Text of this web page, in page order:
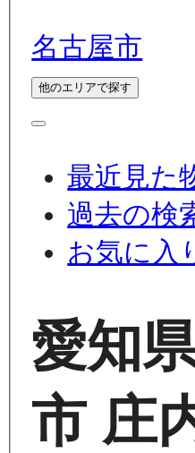
名古屋市
他のエリアで探す
最近見た
過去の検
お気に入
愛知
市 庄